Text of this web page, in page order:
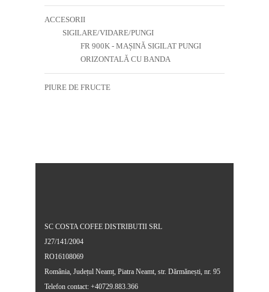
ACCESORII
SIGILARE/VIDARE/PUNGI
FR 900K - MAȘINĂ SIGILAT PUNGI
ORIZONTALĂ CU BANDA
PIURE DE FRUCTE
SC COSTA COFEE DISTRIBUTII SRL
J27/141/2004
RO16108069
România, Județul Neamț, Piatra Neamt, str. Dărmănești, nr. 95
Telefon contact: +40729.883.366